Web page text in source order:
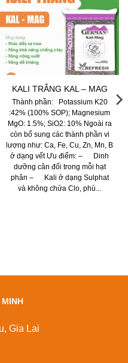
KALI TRẮNG KAL – MAG
Thành phần: Potassium K20
:42% (100% SOP); Magnesium
MgO: 1.5%; SiO2: 10% Ngoài ra
còn bổ sung các thành phần vi
lượng như: Ca, Fe, Cu, Zn, Mn, B
ở dạng vết Ưu điểm: – Dinh
dưỡng cân đối trong mỗi hạt
phân – Kali ở dạng Sulphat
và không chứa Clo, phù...
MINH
Gia Lai